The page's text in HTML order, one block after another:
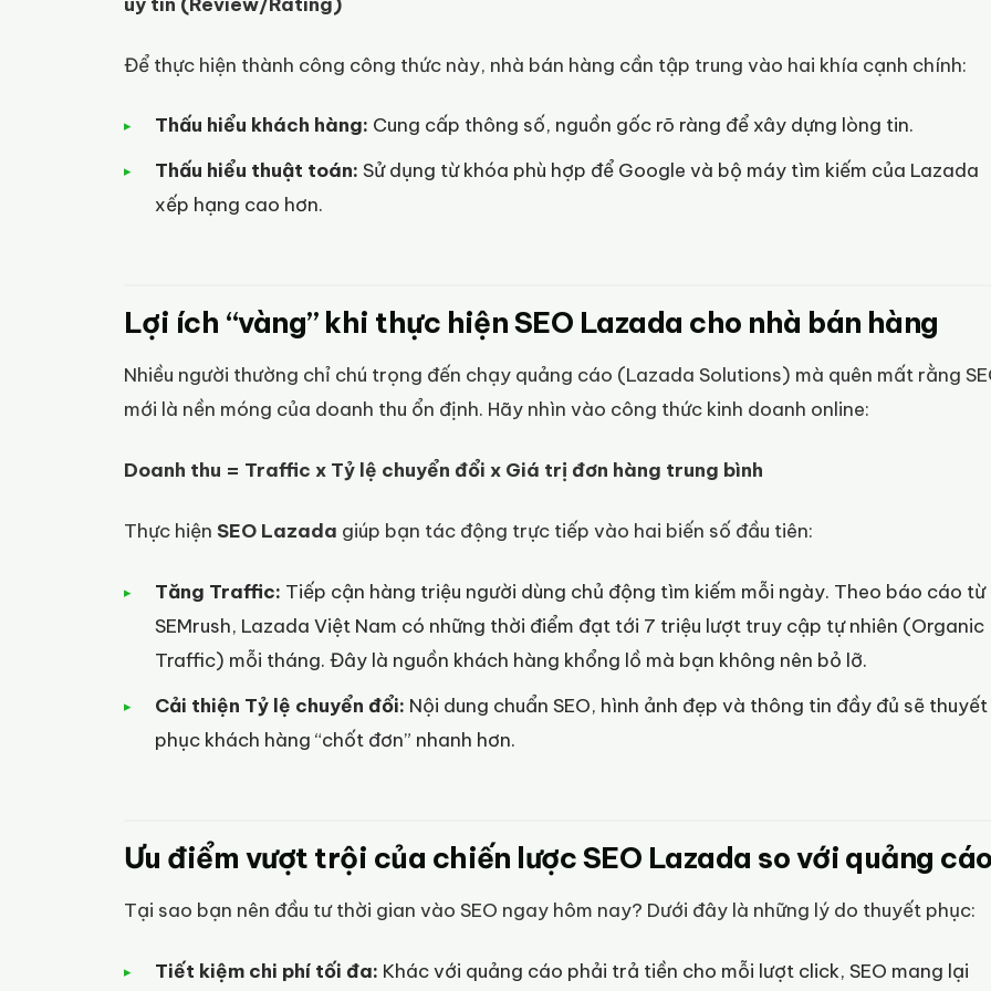
Để thực hiện thành công công thức này, nhà bán hàng cần tập trung vào hai khía cạnh chính:
Thấu hiểu khách hàng: Cung cấp thông số, nguồn gốc rõ ràng để xây dựng lòng tin.
Thấu hiểu thuật toán: Sử dụng từ khóa phù hợp để Google và bộ máy tìm kiếm của Lazada
xếp hạng cao hơn.
Lợi ích “vàng” khi thực hiện SEO Lazada cho nhà bán hàng
Nhiều người thường chỉ chú trọng đến chạy quảng cáo (Lazada Solutions) mà quên mất rằng
mới là nền móng của doanh thu ổn định. Hãy nhìn vào công thức kinh doanh online:
Doanh thu = Traffic x Tỷ lệ chuyển đổi x Giá trị đơn hàng trung bình
Thực hiện SEO Lazada giúp bạn tác động trực tiếp vào hai biến số đầu tiên:
Tăng Traffic: Tiếp cận hàng triệu người dùng chủ động tìm kiếm mỗi ngày. Theo báo cáo từ
SEMrush, Lazada Việt Nam có những thời điểm đạt tới 7 triệu lượt truy cập tự nhiên (Organic
Traffic) mỗi tháng. Đây là nguồn khách hàng khổng lồ mà bạn không nên bỏ lỡ.
Cải thiện Tỷ lệ chuyển đổi: Nội dung chuẩn SEO, hình ảnh đẹp và thông tin đầy đủ sẽ thuyết
phục khách hàng “chốt đơn” nhanh hơn.
Ưu điểm vượt trội của chiến lược SEO Lazada so với quảng
Tại sao bạn nên đầu tư thời gian vào SEO ngay hôm nay? Dưới đây là những lý do thuyết phục:
Tiết kiệm chi phí tối đa: Khác với quảng cáo phải trả tiền cho mỗi lượt click, SEO mang lại